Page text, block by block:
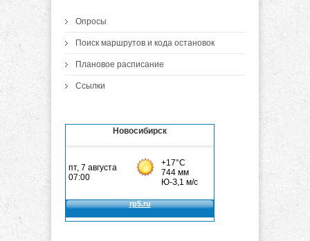
Опросы
Поиск маршрутов и кода остановок
Плановое расписание
Ссылки
Новосибирск